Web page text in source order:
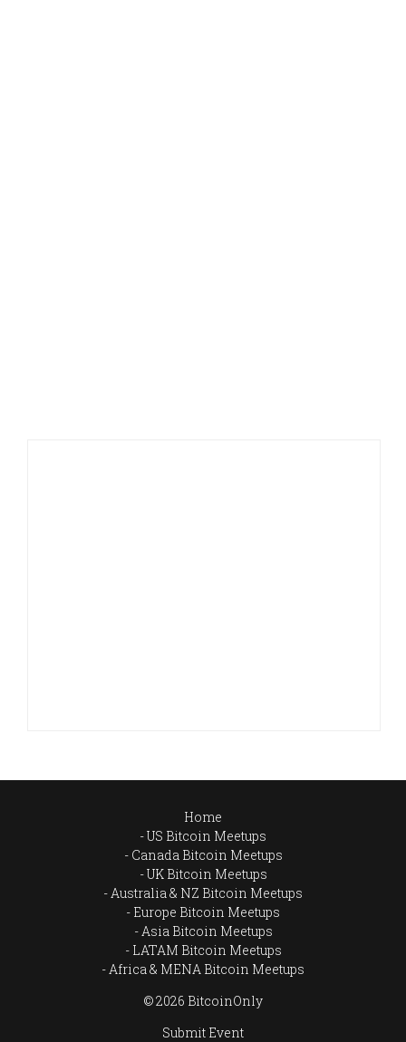
Home
US Bitcoin Meetups
Canada Bitcoin Meetups
UK Bitcoin Meetups
Australia & NZ Bitcoin Meetups
Europe Bitcoin Meetups
Asia Bitcoin Meetups
LATAM Bitcoin Meetups
Africa & MENA Bitcoin Meetups
© 2026 BitcoinOnly
Submit Event